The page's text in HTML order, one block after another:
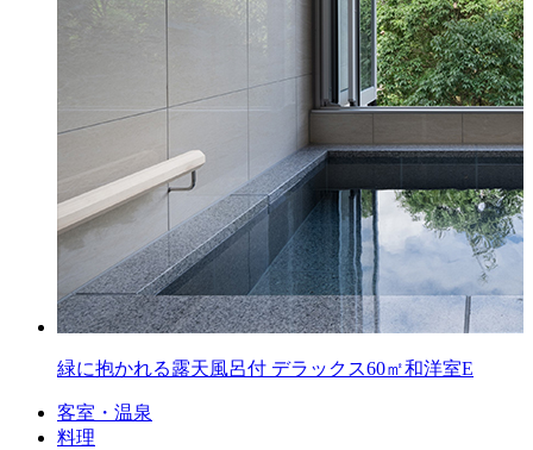
緑に抱かれる露天風呂付 デラックス60㎡和洋室E
客室・温泉
料理